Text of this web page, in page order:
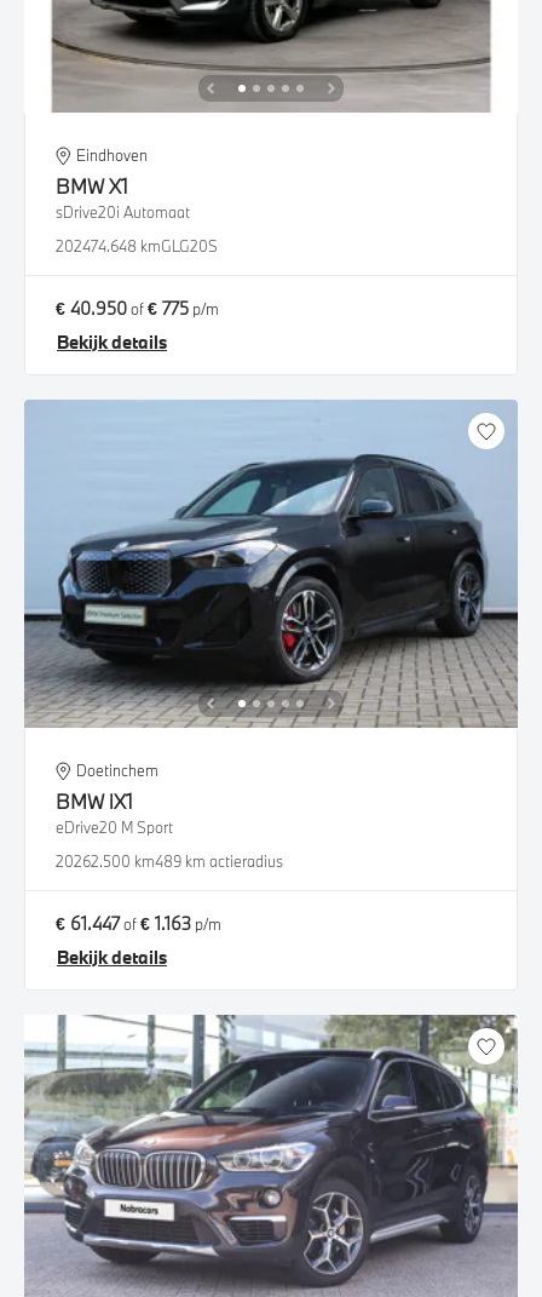
Eindhoven
BMWX1
sDrive20i Automaat
202474.648 kmGLG20S
€ 40.950of€ 775 p/m
Bekijk details
Doetinchem
BMW iX1
eDrive20 M Sport
20262.500 km489 km actieradius
€ 61.447of€ 1.163 p/m
Bekijk details